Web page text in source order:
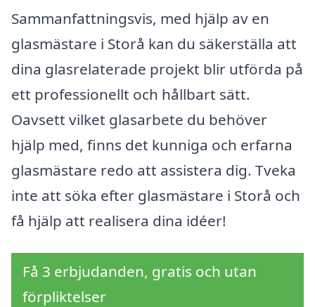
Sammanfattningsvis, med hjälp av en
glasmästare i Storå kan du säkerställa att
dina glasrelaterade projekt blir utförda på
ett professionellt och hållbart sätt.
Oavsett vilket glasarbete du behöver
hjälp med, finns det kunniga och erfarna
glasmästare redo att assistera dig. Tveka
inte att söka efter glasmästare i Storå och
få hjälp att realisera dina idéer!
Få 3 erbjudanden, gratis och utan
förpliktelser